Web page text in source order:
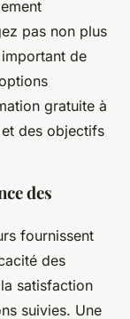
pas non plus
de
gratuite à
des objectifs
des
fournissent
des
satisfaction
suivies. Une